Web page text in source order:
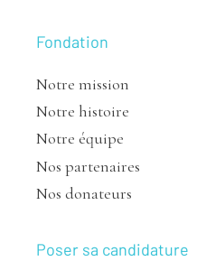
Fondation
Notre mission
Notre histoire
Notre équipe
Nos partenaires
Nos donateurs
Poser sa candidature